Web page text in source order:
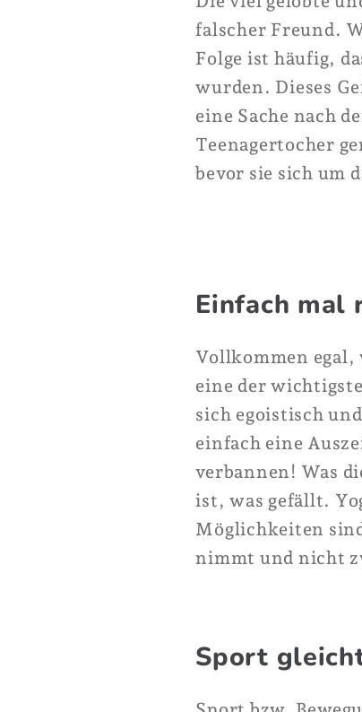
falscher Freund.
Folge ist häufig,
wurden. Dieses
eine Sache nach
Teenagertocher
bevor sie sich um
Einfach mal
Vollkommen egal,
eine der
sich egoistisch
einfach eine
verbannen! Was
ist, was gefällt.
Möglichkeiten
nimmt und nicht
Sport